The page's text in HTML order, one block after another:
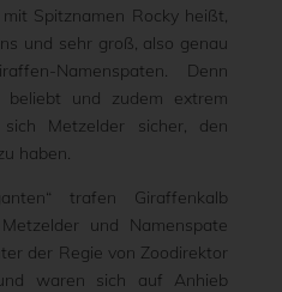
Spitznamen Rocky heißt,
und sehr groß, also genau
Namenspaten. Denn
und zudem extrem
Metzelder sicher, den
haben.
trafen Giraffenkalb
und Namenspate
der Regie von Zoodirektor
waren sich auf Anhieb